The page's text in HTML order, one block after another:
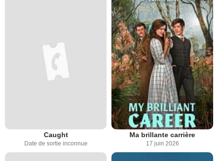
Caught
Date de sortie inconnue
Ma brillante carrière
17 juin 2026